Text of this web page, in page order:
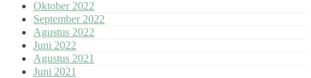
Oktober 2022
September 2022
Agustus 2022
Juni 2022
Agustus 2021
Juni 2021